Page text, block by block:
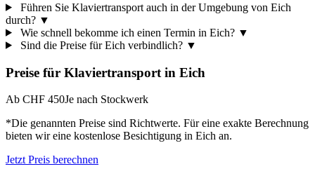
Führen Sie Klaviertransport auch in der Umgebung von Eich
durch? ▼
Wie schnell bekomme ich einen Termin in Eich? ▼
Sind die Preise für Eich verbindlich? ▼
Preise für Klaviertransport in Eich
Ab CHF 450Je nach Stockwerk
*Die genannten Preise sind Richtwerte. Für eine exakte Berechnung
bieten wir eine kostenlose Besichtigung in Eich an.
Jetzt Preis berechnen